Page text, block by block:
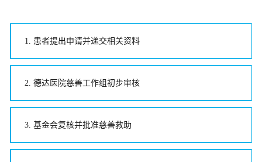
1. 患者提出申请并递交相关资料
2. 德达医院慈善工作组初步审核
3. 基金会复核并批准慈善救助